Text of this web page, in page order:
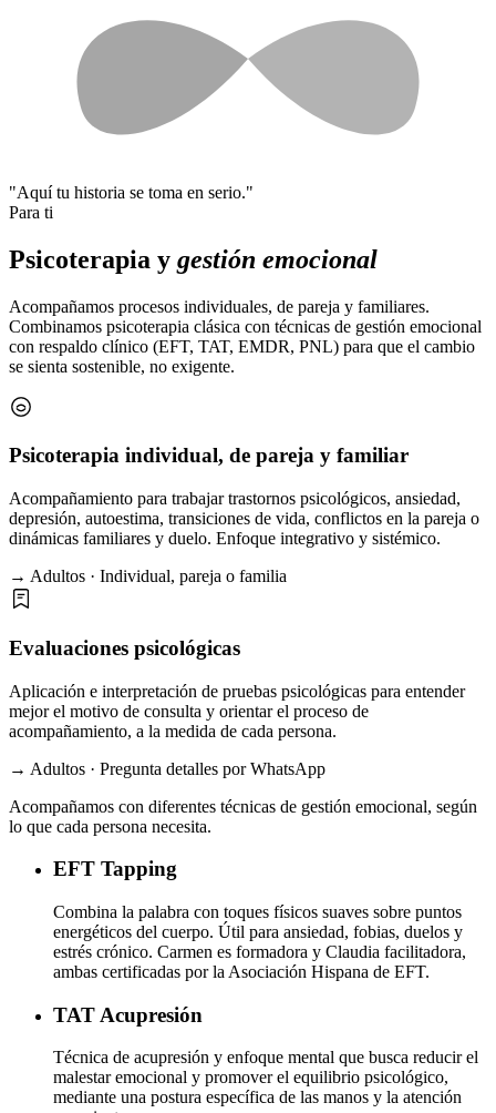
"Aquí tu historia se toma en serio."
Para ti
Psicoterapia y gestión emocional
Acompañamos procesos individuales, de pareja y familiares.
Combinamos psicoterapia clásica con técnicas de gestión emocional
con respaldo clínico (EFT, TAT, EMDR, PNL) para que el cambio
se sienta sostenible, no exigente.
Psicoterapia individual, de pareja y familiar
Acompañamiento para trabajar trastornos psicológicos, ansiedad,
depresión, autoestima, transiciones de vida, conflictos en la pareja o
dinámicas familiares y duelo. Enfoque integrativo y sistémico.
→ Adultos · Individual, pareja o familia
Evaluaciones psicológicas
Aplicación e interpretación de pruebas psicológicas para entender
mejor el motivo de consulta y orientar el proceso de
acompañamiento, a la medida de cada persona.
→ Adultos · Pregunta detalles por WhatsApp
Acompañamos con diferentes técnicas de gestión emocional, según
lo que cada persona necesita.
EFT Tapping
Combina la palabra con toques físicos suaves sobre puntos
energéticos del cuerpo. Útil para ansiedad, fobias, duelos y
estrés crónico. Carmen es formadora y Claudia facilitadora,
ambas certificadas por la Asociación Hispana de EFT.
TAT Acupresión
Técnica de acupresión y enfoque mental que busca reducir el
malestar emocional y promover el equilibrio psicológico,
mediante una postura específica de las manos y la atención